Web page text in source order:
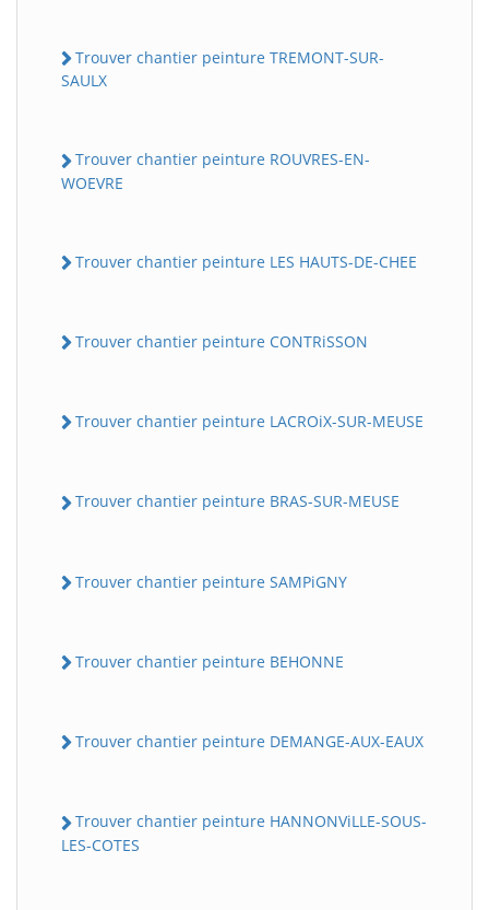
Trouver chantier peinture TREMONT-SUR-
SAULX
Trouver chantier peinture ROUVRES-EN-
WOEVRE
Trouver chantier peinture LES HAUTS-DE-CHEE
Trouver chantier peinture CONTRiSSON
Trouver chantier peinture LACROiX-SUR-MEUSE
Trouver chantier peinture BRAS-SUR-MEUSE
Trouver chantier peinture SAMPiGNY
Trouver chantier peinture BEHONNE
Trouver chantier peinture DEMANGE-AUX-EAUX
Trouver chantier peinture HANNONViLLE-SOUS-
LES-COTES